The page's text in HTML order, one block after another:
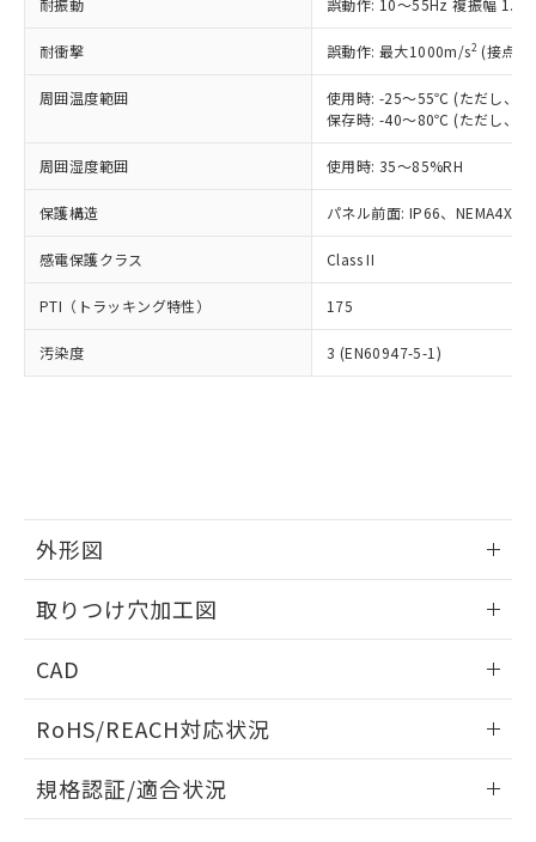
耐振動 誤動作: 10～55Hz 複振幅
耐衝撃 誤動作: 最大1000m/s2 (接点
周囲温度範囲
使用時: -25～55℃ (ただし、氷
保存時: -40～80℃ (ただし、氷
周囲湿度範囲 使用時: 35～85%RH
保護構造 パネル前面: IP66、NEMA4X,
感電保護クラス Class II
PTI（トラッキング特性） 175
汚染度 3 (EN60947-5-1)
外形図
取りつけ穴加工図
CAD
ドすることができます。
ログイン/会員登録
RoHS/REACH対応状況
EU RoHS 注意事項・凡例
規格認証/適合状況
正式な納期状況および標準価格はお客
様のお取引先、またはお客様担当のオ
ムロン制御機器販売店・当社販売員に
オムロン制御機器販売店や当社販売拠
販売ネットワーク
」をご確認
在庫状況および標準価格結果を当社の
事前の承諾なく第三者に漏洩または開
示しないようお願いします。
マイパーツ機能（部品リスト作成サー
ビス）をご利用いただくには、I-Web
メンバーズにご登録されている必要が
お客様が当ウェブサイト上で当社にご
指します。
但し、RoHS指令で産業用監視および制御機器に対する
適用除外項目は除く。
フタル酸エステル類の４物質については閾値を超える意
図的な使用がないことを確認しています。
部品在庫の切り替え状況などにより、予定
月が前後することがあります。
※3 非含有証明書ダウンロード
51物質の非含有証明書（当社基準）
※本証明書は発行日時点で非含有を証明す
るもので、過去に遡って非含有を証明する
ものではありません。
また、RoHS指令のフタル酸エステル類４
欄に対応日を記載しておりました。
既に当社にて対応品への在庫切替を完了
していることから、特段のことがない限
り、2022年1月12日より割愛しておりま
す。
DBP(フタル酸ジブチル) : 1000ppm、 DIBP(フタル酸ジ
イソブチル) : 1000ppm、 BBP(フタル酸ブチルベンジ
DEHP(フタル酸ビス(2-エチルヘキシル)) : 1000ppm
準値以下であることを示します。
「10」：通常の使用状況下において有害物
質が外部に漏えいし、環境に深刻な影響を
及ぼさない年数を意味します。
「－」：未確認です。当社販売部門へお問
全に破砕するなど、違法に輸出されな
いよう必要な手段を講じます。
当社は貴社製品を、核兵器、ミサイ
ル、化学兵器、生物兵器またはその他
武器並びにこれらの製造装置等に一切
当社は、貴社製品を第三者に販売する
場合は、上記1、2および3の内容を当
該第三者に通知します。また当社は、
販売先および販売に係わる関係者が違
法に輸出するおそれがある場合は、取
り引きをいたしません。
一定数には満たないが在庫あり
－
在庫なし(最新の在庫状況につ
いては、お客様のお取引先、ま
たはお客様担当のオムロン制御
機器販売店・当社販売員にご確
空
受注生産機種、また在庫状況の
情報を公開していない機種